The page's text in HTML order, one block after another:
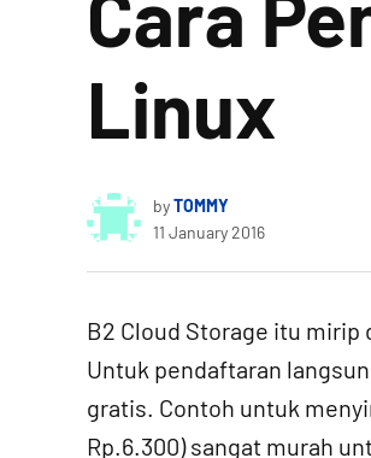
Linux
byTOMMY
11 January 2016
B2 Cloud Storage itu mirip
Untuk pendaftaran
gratis. Contoh untuk
Rp.6.300) sangat murah